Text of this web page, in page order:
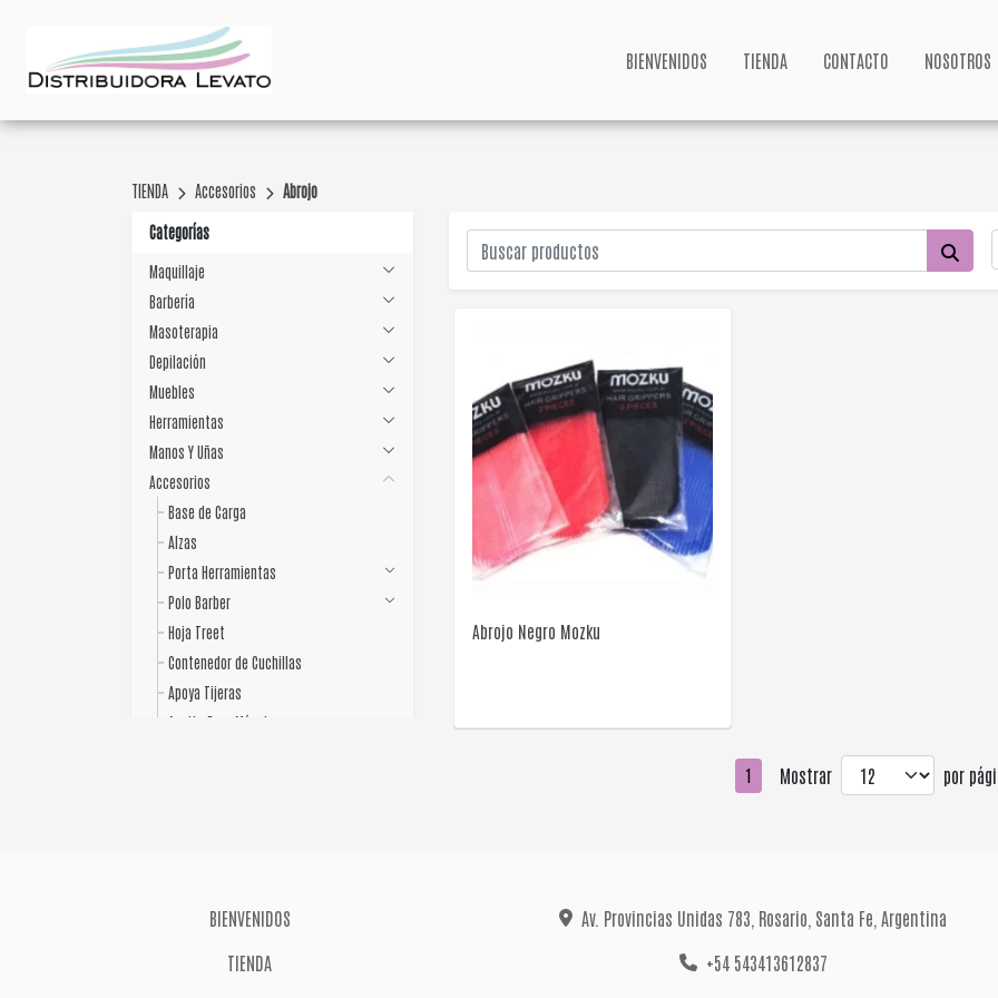
BIENVENIDOS TIENDA CONTACTO NOSOTROS
TIENDA Accesorios Abrojo
Categorías
Maquillaje
Barbería
Masoterapia
Depilación
Muebles
Herramientas
Manos Y Uñas
Accesorios
Base de Carga
Alzas
Porta Herramientas
Polo Barber
Hoja Treet
Contenedor de Cuchillas
Apoya Tijeras
Aceite Para Máquina
Abrojo Negro Mozku
VER DETALLE
1 Mostrar por
BIENVENIDOS
TIENDA
Av. Provincias Unidas 783, Rosario, Santa Fe, Argentina
+54 543413612837